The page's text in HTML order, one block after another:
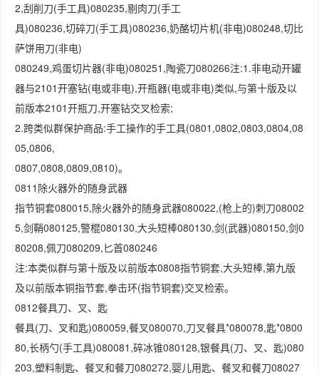
2,刮削刀(手工具)080235,剔肉刀(手工
具)080236,切碎刀(手工具)080236,奶酪切片机(非电)080248,切比
萨饼用刀(非电)
080249,鸡蛋切片器(非电)080251,陶瓷刀080266注:1.非电动开罐
器与2101开塞钻(电或非电),开瓶器(电或非电)类似,与第十版及以
前版本2101开瓶刀,开塞钻交叉检索;
2.跨类似群保护商品:手工操作的手工具(0801,0802,0803,0804,08
05,0806,
0807,0808,0809,0810)。
0811除火器外的随身武器
指节铜套080015,除火器外的随身武器080022,(枪上的)刺刀08002
5,剑鞘080125,警棍080130,大头短棒080130,剑(武器)080150,剑0
80208,佩刀080209,匕首080246
注:本类似群与第十版及以前版本0808指节铜套,大头短棒,第九版
及以前版本铜指节套,拳击环(指节铜套)交叉检索。
0812餐具刀、叉、匙
餐具(刀、叉和匙)080059,餐叉080070,刀叉餐具*080078,匙*0800
80,长柄勺(手工具)080081,碎冰锥080128,银餐具(刀、叉、匙)080
203,塑料制匙、餐叉和餐刀080272,婴儿用匙、餐叉和餐刀08027